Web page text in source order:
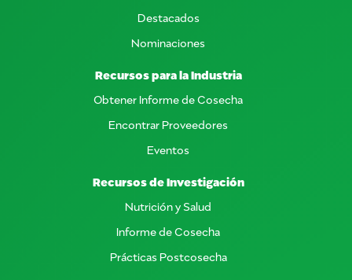
Destacados
Nominaciones
Recursos para la Industria
Obtener Informe de Cosecha
Encontrar Proveedores
Eventos
Recursos de Investigación
Nutrición y Salud
Informe de Cosecha
Prácticas Postcosecha